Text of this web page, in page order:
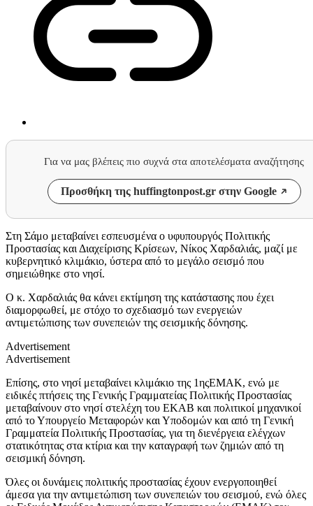
Για να μας βλέπεις πιο συχνά στα αποτελέσματα αναζήτησης
Προσθήκη της huffingtonpost.gr στην Google
Στη Σάμο μεταβαίνει εσπευσμένα ο υφυπουργός Πολιτικής
Προστασίας και Διαχείρισης Κρίσεων, Νίκος Χαρδαλιάς, μαζί με
κυβερνητικό κλιμάκιο, ύστερα από το μεγάλο σεισμό που
σημειώθηκε στο νησί.
Ο κ. Χαρδαλιάς θα κάνει εκτίμηση της κατάστασης που έχει
διαμορφωθεί, με στόχο το σχεδιασμό των ενεργειών
αντιμετώπισης των συνεπειών της σεισμικής δόνησης.
Advertisement
Advertisement
Επίσης, στο νησί μεταβαίνει κλιμάκιο της 1ηςΕΜΑΚ, ενώ με
ειδικές πτήσεις της Γενικής Γραμματείας Πολιτικής Προστασίας
μεταβαίνουν στο νησί στελέχη του ΕΚΑΒ και πολιτικοί μηχανικοί
από το Υπουργείο Μεταφορών και Υποδομών και από τη Γενική
Γραμματεία Πολιτικής Προστασίας, για τη διενέργεια ελέγχων
στατικότητας στα κτίρια και την καταγραφή των ζημιών από τη
σεισμική δόνηση.
Όλες οι δυνάμεις πολιτικής προστασίας έχουν ενεργοποιηθεί
άμεσα για την αντιμετώπιση των συνεπειών του σεισμού, ενώ όλες